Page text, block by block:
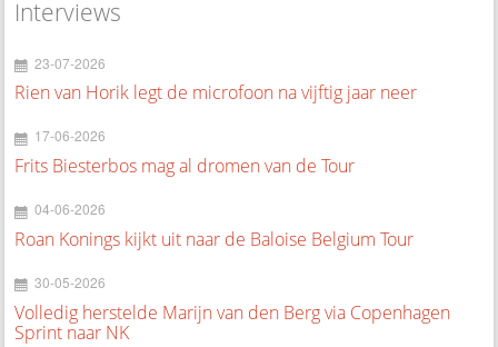
Interviews
23-07-2026
Rien van Horik legt de microfoon na vijftig jaar neer
17-06-2026
Frits Biesterbos mag al dromen van de Tour
04-06-2026
Roan Konings kijkt uit naar de Baloise Belgium Tour
30-05-2026
Volledig herstelde Marijn van den Berg via Copenhagen
Sprint naar NK